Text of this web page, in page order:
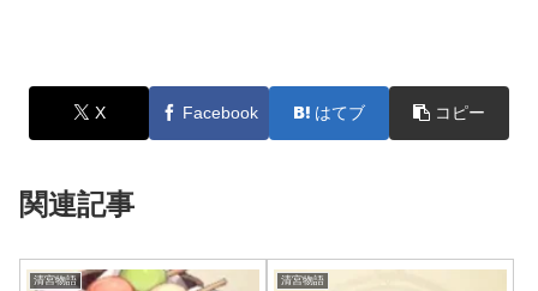
X Facebook はてブ コピー
関連記事
清宮物語 清宮物語